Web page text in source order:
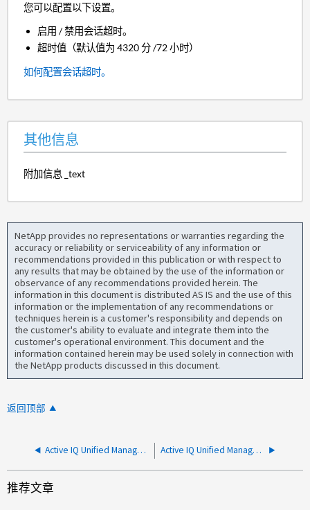
您可以配置以下设置。
启用 / 禁用会话超时。
超时值（默认值为 4320 分 /72 小时）
如何配置会话超时。
其他信息
附加信息 _text
NetApp provides no representations or warranties regarding the
accuracy or reliability or serviceability of any information or
recommendations provided in this publication or with respect to
any results that may be obtained by the use of the information or
observance of any recommendations provided herein. The
information in this document is distributed AS IS and the use of this
information or the implementation of any recommendations or
techniques herein is a customer's responsibility and depends on
the customer's ability to evaluate and integrate them into the
customer's operational environment. This document and the
information contained herein may be used solely in connection with
the NetApp products discussed in this document.
返回顶部
Active IQ Unified Manager for Linux 是否支持 Java 11 OpenJDK Active IQ Unified Manager是否能够锁定用户以防止密码不正确？
推荐文章